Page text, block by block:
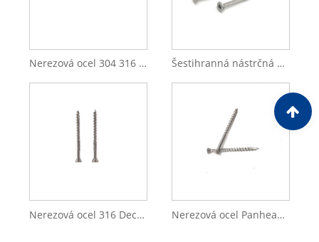
Nerezová ocel 304 316 čtyřhranné samořezné šrouby se zápustnou hlavou Šestihranná nástrčná nerez ocel 304 316 Nízká nástrčná hlava šrouby Závit
Nerezová ocel 316 Deck Beton Stroj s plochou hlavou Tek Šroubový hák pro vrut do dřeva Nerezová ocel Panhead Ocelové bezpečnostní šrouby s knoflíkovou hlavou Bezpečnostní SS samořezný šroub do dřeva